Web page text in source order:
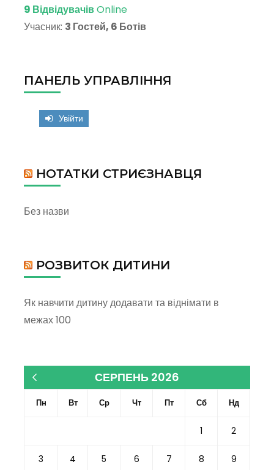
9 ВідвідувачівOnline
Учасник: 3 Гостей, 6 Ботів
ПАНЕЛЬ УПРАВЛІННЯ
Увійти
НОТАТКИ СТРИЄЗНАВЦЯ
Без назви
РОЗВИТОК ДИТИНИ
Як навчити дитину додавати та віднімати в
межах 100
СЕРПЕНЬ 2026
Пн Вт Ср Чт Пт Сб Нд
1 2
3 4 5 6 7 8 9